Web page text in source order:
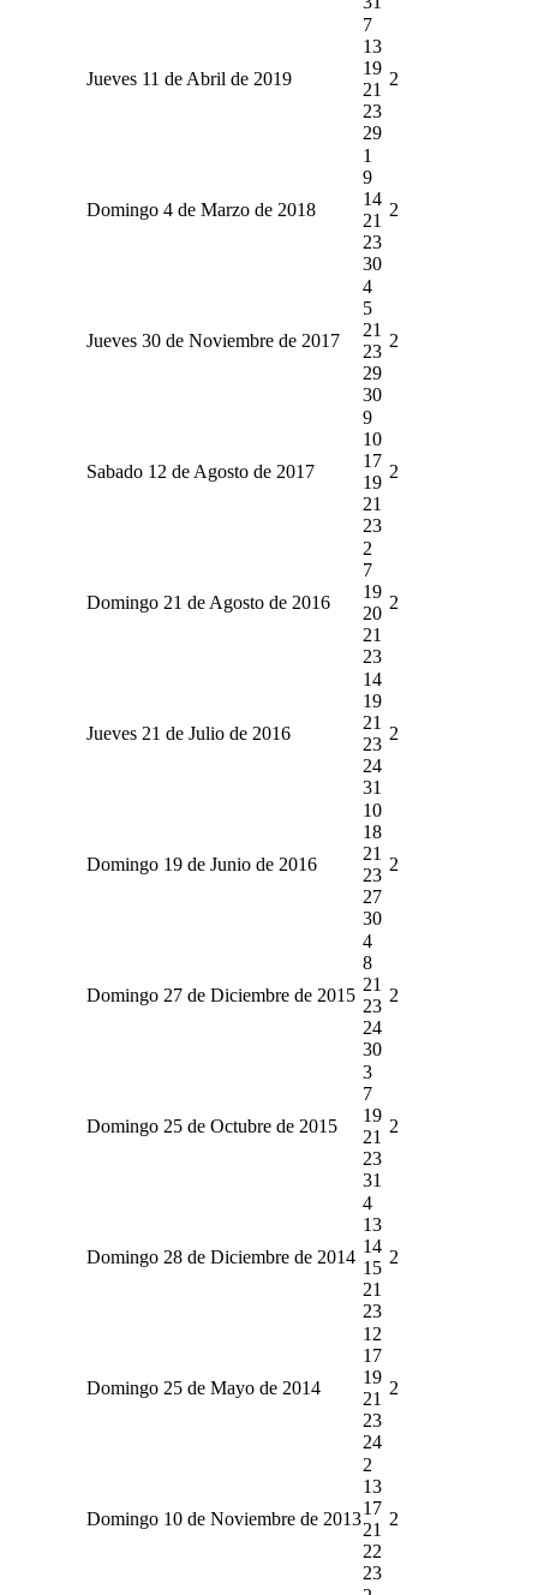
Jueves 11 de Abril de 2019
7
13
19
21
23
29
2
Domingo 4 de Marzo de 2018
1
9
14
21
23
30
2
Jueves 30 de Noviembre de 2017
4
5
21
23
29
30
2
Sabado 12 de Agosto de 2017
9
10
17
19
21
23
2
Domingo 21 de Agosto de 2016
2
7
19
20
21
23
2
Jueves 21 de Julio de 2016
14
19
21
23
24
31
2
Domingo 19 de Junio de 2016
10
18
21
23
27
30
2
Domingo 27 de Diciembre de 2015
4
8
21
23
24
30
2
Domingo 25 de Octubre de 2015
3
7
19
21
23
31
2
Domingo 28 de Diciembre de 2014
4
13
14
15
21
23
2
Domingo 25 de Mayo de 2014
12
17
19
21
23
24
2
Domingo 10 de Noviembre de 2013
2
13
17
21
22
23
2